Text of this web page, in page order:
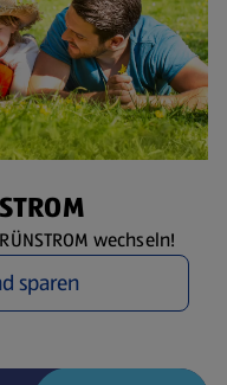
wechseln!
sparen